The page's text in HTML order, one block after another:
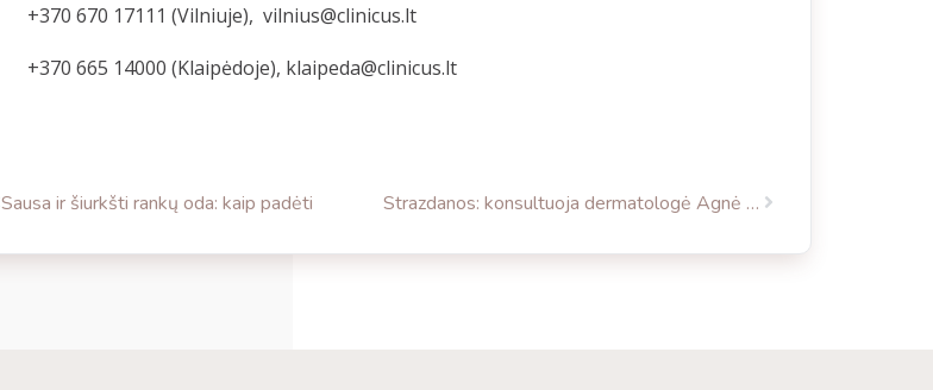
+370 670 17111 (Vilniuje), vilnius@clinicus.lt
+370 665 14000 (Klaipėdoje), klaipeda@clinicus.lt
Sausa ir šiurkšti rankų oda: kaip padėti Strazdanos: konsultuoja dermatologė Agnė Bagdonė